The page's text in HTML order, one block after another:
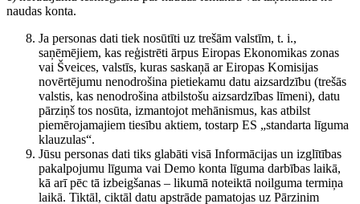
naudas konta.
Ja personas dati tiek nosūtīti uz trešām valstīm, t. i.,
saņēmējiem, kas reģistrēti ārpus Eiropas Ekonomikas zonas
vai Šveices, valstīs, kuras saskaņā ar Eiropas Komisijas
novērtējumu nenodrošina pietiekamu datu aizsardzību (trešās
valstis, kas nenodrošina atbilstošu aizsardzības līmeni), datu
pārziņš tos nosūta, izmantojot mehānismus, kas atbilst
piemērojamajiem tiesību aktiem, tostarp ES „standarta līguma
klauzulas“.
Jūsu personas dati tiks glabāti visā Informācijas un izglītības
pakalpojumu līguma vai Demo konta līguma darbības laikā,
kā arī pēc tā izbeigšanas – likumā noteiktā noilguma termiņa
laikā. Tiktāl, ciktāl datu apstrāde pamatojas uz Pārzinim